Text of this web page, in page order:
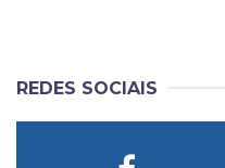
REDES SOCIAIS